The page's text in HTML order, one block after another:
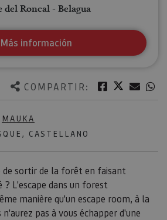
COMPARTIR: Facebook
Twitter
MAUKA
CASTELLANO
de sortir de la forêt en faisant
? L'escape dans un forest
manière qu'un escape room, à la
pas à vous échapper d'une
del Roncal - Belagua
Más información